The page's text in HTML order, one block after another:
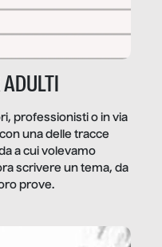
professionisti o in via
una delle tracce
a cui volevamo
scrivere un tema, da
prove.